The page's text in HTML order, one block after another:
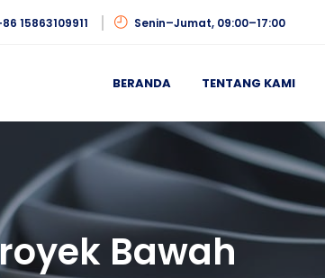
15863109911 Senin–Jumat, 09:00–17:00
BERANDA TENTANG KAMI
Bawah